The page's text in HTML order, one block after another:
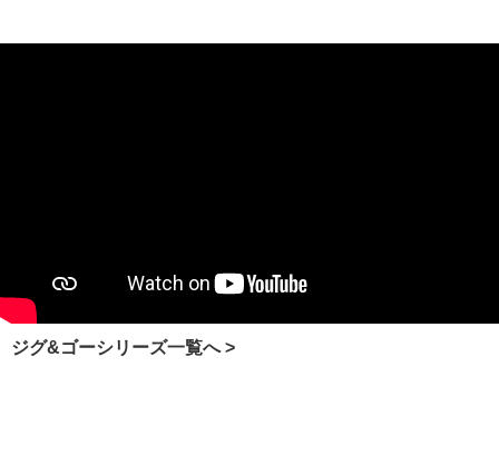
ジグ&ゴーシリーズ一覧へ >